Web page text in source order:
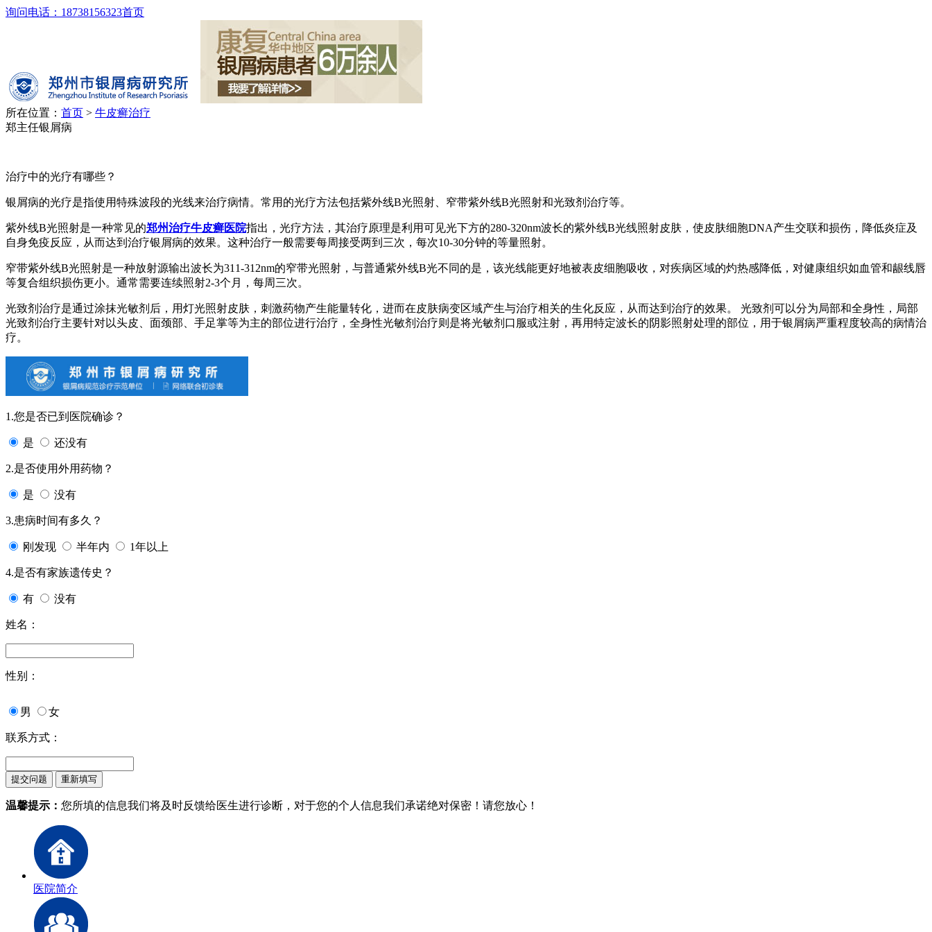
首页
询问电话：18738156323
所在位置： 首页 > 牛皮癣治疗
郑主任银屑病
治疗中的光疗有哪些？
银屑病的光疗是指使用特殊波段的光线来治疗病情。常用的光疗方法包括紫外线B光照射、窄带紫外线B光照射和光致剂治疗等。
紫外线B光照射是一种常见的郑州治疗牛皮癣医院指出，光疗方法，其治疗原理是利用可见光下方的280-320nm波长的紫外线B光线照射皮肤，使皮肤细胞DNA产生交联和损伤，降低炎症及
自身免疫反应，从而达到治疗银屑病的效果。这种治疗一般需要每周接受两到三次，每次10-30分钟的等量照射。
窄带紫外线B光照射是一种放射源输出波长为311-312nm的窄带光照射，与普通紫外线B光不同的是，该光线能更好地被表皮细胞吸收，对疾病区域的灼热感降低，对健康组织如血管和龈线唇
等复合组织损伤更小。通常需要连续照射2-3个月，每周三次。
光致剂治疗是通过涂抹光敏剂后，用灯光照射皮肤，刺激药物产生能量转化，进而在皮肤病变区域产生与治疗相关的生化反应，从而达到治疗的效果。 光致剂可以分为局部和全身性，局部
光致剂治疗主要针对以头皮、面颈部、手足掌等为主的部位进行治疗，全身性光敏剂治疗则是将光敏剂口服或注射，再用特定波长的阴影照射处理的部位，用于银屑病严重程度较高的病情治
疗。
1.您是否已到医院确诊？
是 还没有
2.是否使用外用药物？
是 没有
3.患病时间有多久？
刚发现 半年内 1年以上
4.是否有家族遗传史？
有 没有
姓名：
性别：
男 女
联系方式：
温馨提示： 您所填的信息我们将及时反馈给医生进行诊断，对于您的个人信息我们承诺绝对保密！请您放心！
医院简介